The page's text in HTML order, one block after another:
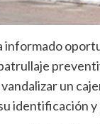
informado
un
identificación